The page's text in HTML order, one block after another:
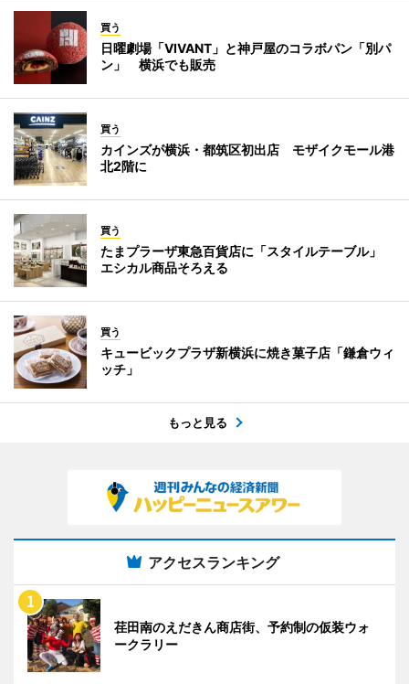
買う
日曜劇場「VIVANT」と神戸屋のコラボパン「別パ
ン」 横浜でも販売
買う
カインズが横浜・都筑区初出店 モザイクモール港
北2階に
買う
たまプラーザ東急百貨店に「スタイルテーブル」
エシカル商品そろえる
買う
キュービックプラザ新横浜に焼き菓子店「鎌倉ウィ
ッチ」
もっと見る
アクセスランキング
荏田南のえだきん商店街、予約制の仮装ウォ
ークラリー